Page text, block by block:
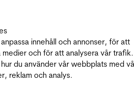
innehåll och annonser, för att
och för att analysera vår
du använder vår webbplats med
reklam och analys.